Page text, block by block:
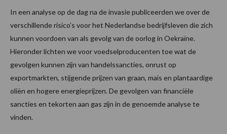
In een analyse op de dag na de invasie publiceerden we over de
verschillende risico’s voor het Nederlandse bedrijfsleven die zich
kunnen voordoen van als gevolg van de oorlog in Oekraïne.
Hieronder lichten we voor voedselproducenten toe wat de
gevolgen kunnen zijn van handelssancties, onrust op
exportmarkten, stijgende prijzen van graan, mais en plantaardige
oliën en hogere energieprijzen. De gevolgen van financiële
sancties en tekorten aan gas zijn in de genoemde analyse te
vinden.